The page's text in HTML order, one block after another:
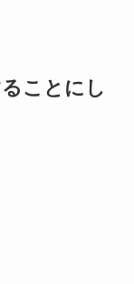
ことにし